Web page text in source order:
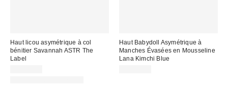
Haut licou asymétrique à col
bénitier Savannah ASTR The
Label
Haut Babydoll Asymétrique à
Manches Évasées en Mousseline
Lana Kimchi Blue